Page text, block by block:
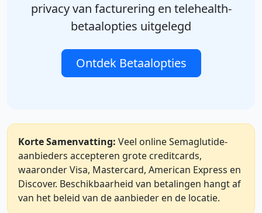
privacy van facturering en telehealth-
betaalopties uitgelegd
Ontdek Betaalopties
Korte Samenvatting: Veel online Semaglutide-
aanbieders accepteren grote creditcards,
waaronder Visa, Mastercard, American Express en
Discover. Beschikbaarheid van betalingen hangt af
van het beleid van de aanbieder en de locatie.